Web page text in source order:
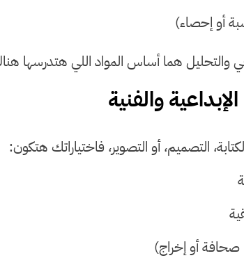
أو إحصاء)
والتحليل هما أساس المواد اللي هتدرسها
التصميم، أو التصوير، فاختياراتك هتكون:
صحافة أو إخراج)